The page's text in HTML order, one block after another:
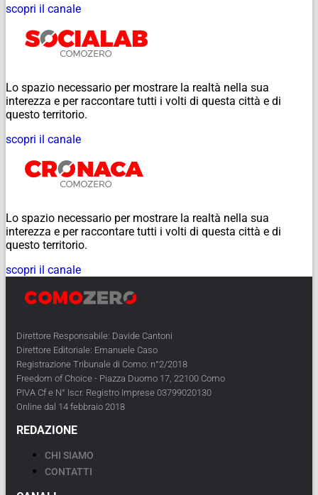
scopri il canale
Lo spazio necessario per mostrare la realtà nella sua
interezza e per raccontare tutti i volti di questa città e di
questo territorio.
scopri il canale
Lo spazio necessario per mostrare la realtà nella sua
interezza e per raccontare tutti i volti di questa città e di
questo territorio.
scopri il canale
Direttore Responsabile: Davide Cantoni
Direttore Editoriale: Emanuele Caso
Registrazione Tribunale di Como: n°2/2018
Freedom of Choice - Piazza Duomo 17, 22100 Como
PIVA Cf e N° Iscr. Registro Imprese 03799020130
Online dal 14 febbraio 2018
REDAZIONE
CHI SIAMO
CONTATTI